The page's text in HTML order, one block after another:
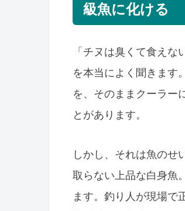
級魚に化ける
「チヌは臭くて食え
を本当によく聞きます
を、そのままクーラー
とがあります。
しかし、それは魚のせ
取らない上品な白身魚
ます。釣り人が現場で